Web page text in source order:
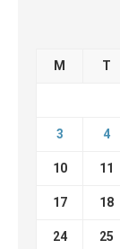
M T
3 4
10 11
17 18
24 25